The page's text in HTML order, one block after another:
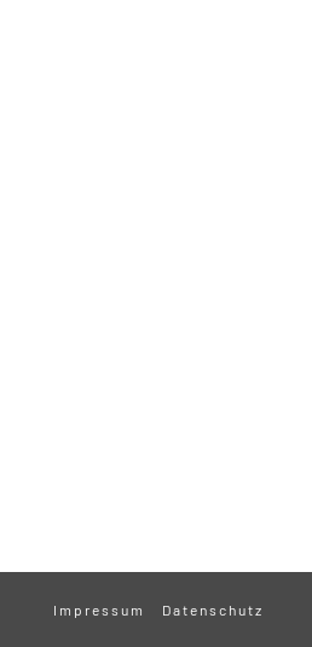
Impressum Datenschutz